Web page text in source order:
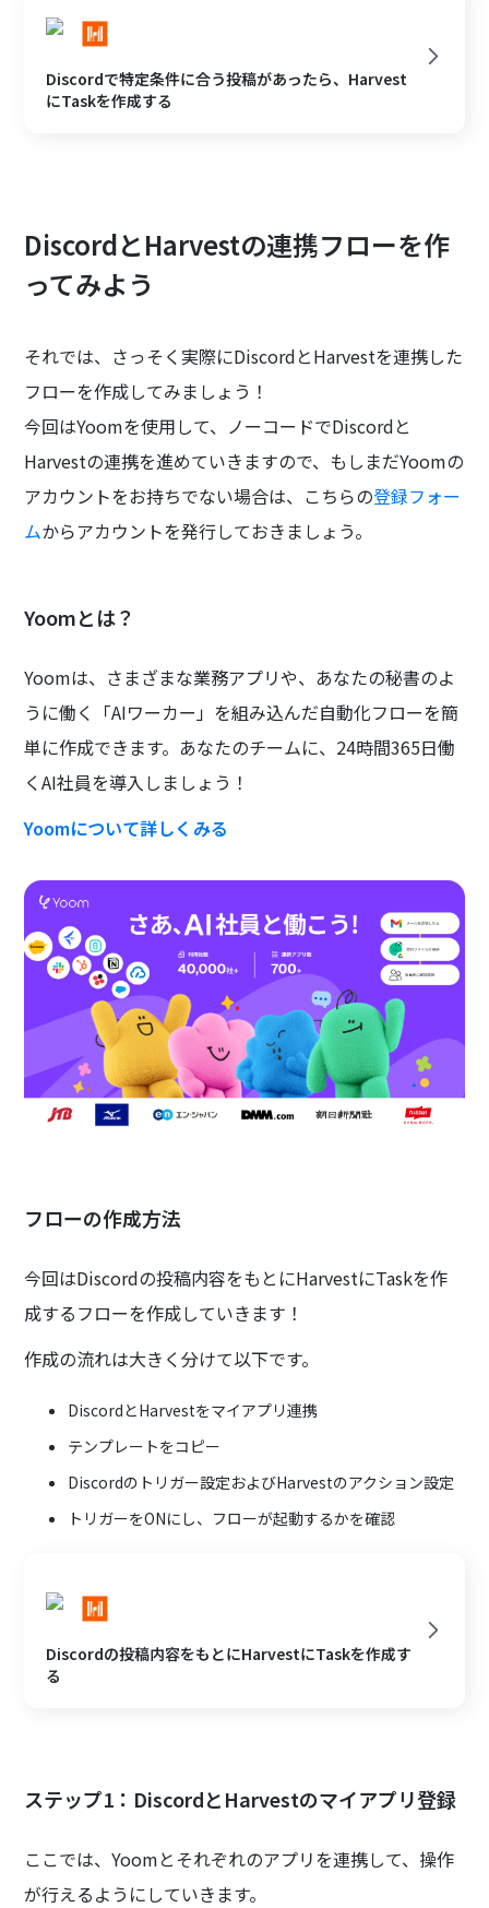
Discordで特定条件に合う投稿があったら、Harvest
にTaskを作成する
DiscordとHarvestの連携フローを作
ってみよう
それでは、さっそく実際にDiscordとHarvestを連携した
フローを作成してみましょう！
今回はYoomを使用して、ノーコードでDiscordと
Harvestの連携を進めていきますので、もしまだYoomの
アカウントをお持ちでない場合は、こちらの登録フォー
ムからアカウントを発行しておきましょう。
Yoomとは？
Yoomは、さまざまな業務アプリや、あなたの秘書のよ
うに働く「AIワーカー」を組み込んだ自動化フローを簡
単に作成できます。あなたのチームに、24時間365日働
くAI社員を導入しましょう！
Yoomについて詳しくみる
フローの作成方法
今回はDiscordの投稿内容をもとにHarvestにTaskを作
成するフローを作成していきます！
作成の流れは大きく分けて以下です。
DiscordとHarvestをマイアプリ連携
テンプレートをコピー
Discordのトリガー設定およびHarvestのアクション設定
トリガーをONにし、フローが起動するかを確認
Discordの投稿内容をもとにHarvestにTaskを作成す
る
ステップ1：DiscordとHarvestのマイアプリ登録
ここでは、Yoomとそれぞれのアプリを連携して、操作
が行えるようにしていきます。